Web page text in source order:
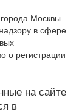
Москвы
в сфере
о регистрации
на сайте
в